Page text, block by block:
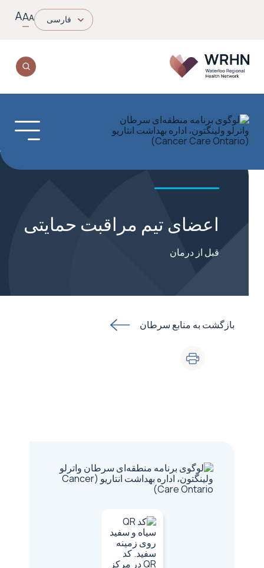
فارسی A
A
A
اعضای تیم مراقبت حمایتی
قبل از درمان
بازگشت به منابع سرطان